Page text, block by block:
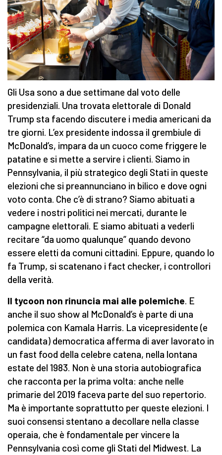
Gli Usa sono a due settimane dal voto delle
presidenziali. Una trovata elettorale di Donald
Trump sta facendo discutere i media americani da
tre giorni. L’ex presidente indossa il grembiule di
McDonald’s, impara da un cuoco come friggere le
patatine e si mette a servire i clienti. Siamo in
Pennsylvania, il più strategico degli Stati in queste
elezioni che si preannunciano in bilico e dove ogni
voto conta. Che c’è di strano? Siamo abituati a
vedere i nostri politici nei mercati, durante le
campagne elettorali. E siamo abituati a vederli
recitare “da uomo qualunque” quando devono
essere eletti da comuni cittadini. Eppure, quando lo
fa Trump, si scatenano i fact checker, i controllori
della verità.
Il tycoon non rinuncia mai alle polemiche. E
anche il suo show al McDonald’s è parte di una
polemica con Kamala Harris. La vicepresidente (e
candidata) democratica afferma di aver lavorato in
un fast food della celebre catena, nella lontana
estate del 1983. Non è una storia autobiografica
che racconta per la prima volta: anche nelle
primarie del 2019 faceva parte del suo repertorio.
Ma è importante soprattutto per queste elezioni. I
suoi consensi stentano a decollare nella classe
operaia, che è fondamentale per vincere la
Pennsylvania così come gli Stati del Midwest. La